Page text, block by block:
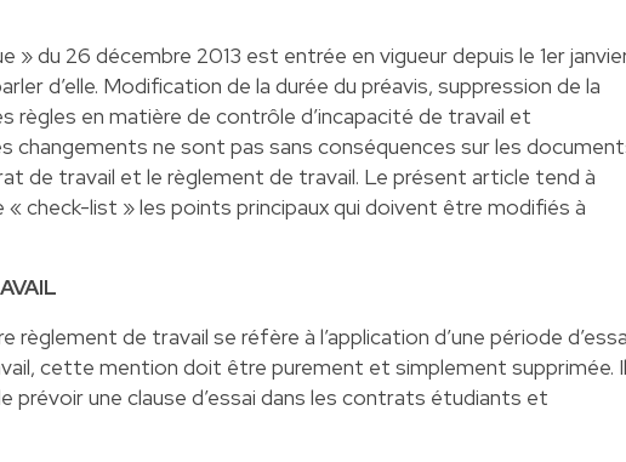
» du 26 décembre 2013 est entrée en vigueur depuis le 1er
d’elle. Modification de la durée du préavis, suppression de la
règles en matière de contrôle d’incapacité de travail et
changements ne sont pas sans conséquences sur les
de travail et le règlement de travail. Le présent article tend à
check-list » les points principaux qui doivent être modifiés à
règlement de travail se réfère à l’application d’une période
cette mention doit être purement et simplement supprimée. Il
prévoir une clause d’essai dans les contrats étudiants et